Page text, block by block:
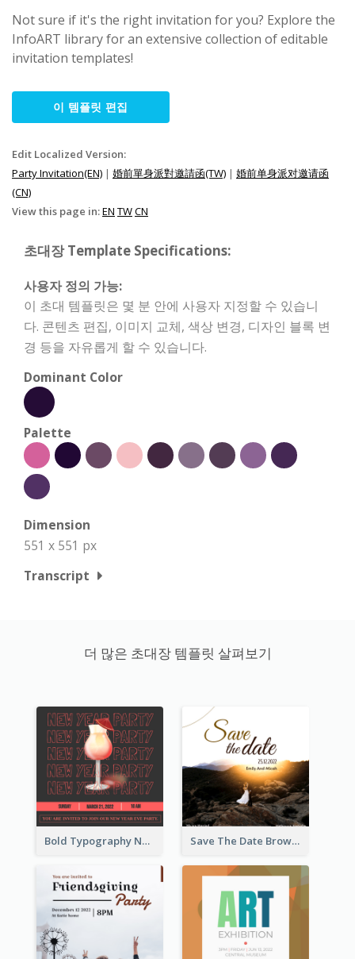
Not sure if it's the right invitation for you? Explore the
InfoART library for an extensive collection of editable
invitation templates!
이 템플릿 편집
Edit Localized Version:
Party Invitation(EN) | 婚前單身派對邀請函(TW) | 婚前单身派对邀请函
(CN)
View this page in:EN TWCN
초대장 Template Specifications:
사용자 정의 가능:
이 초대 템플릿은 몇 분 안에 사용자 지정할 수 있습니
다. 콘텐츠 편집, 이미지 교체, 색상 변경, 디자인 블록 변
경 등을 자유롭게 할 수 있습니다.
Dominant Color
Palette
Dimension
551 x 551 px
Transcript
더 많은 초대장 템플릿 살펴보기
Bold Typography New Year Party Invitation Design Save The Date Brown Marriage Invitation